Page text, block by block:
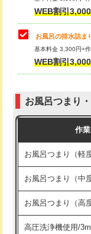
小便器トイレ脱着
その他部品の脱着
交換・取付（タン
交換・取付（普通
交換・取付（温水
交換・取付(単水栓
式）)
交換・取付(混合
式・ワンホール）)
交換・取付(排水栓
WEB割引
お風呂の排水詰ま
基本料金 3,300円+
WEB割引
お風呂つまり
作
お風呂つまり（軽
お風呂つまり（中
お風呂つまり（高
高圧洗浄機使用/